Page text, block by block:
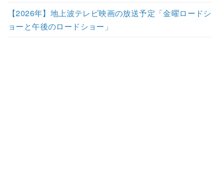
【2026年】地上波テレビ映画の放送予定「金曜ロードシ
ョーと午後のロードショー」